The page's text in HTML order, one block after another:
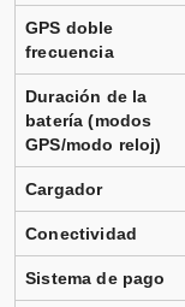
GPS doble
frecuencia
Duración de la
batería (modos
GPS/modo reloj)
Cargador
Conectividad
Sistema de pago